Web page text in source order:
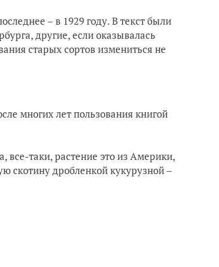
– в 1929 году. В текст были
другие, если оказывалась
старых сортов измениться не
многих лет пользования книгой
все-таки, растение это из Америки,
скотину дробленкой кукурузной –